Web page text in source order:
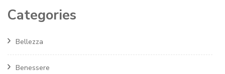
Categories
Bellezza
Benessere